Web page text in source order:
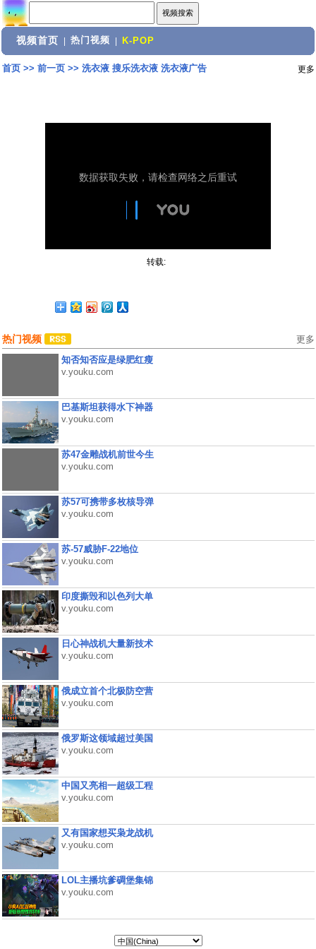
视频首页 热门视频 K-POP
首页>> 前一页>> 洗衣液 搜乐洗衣液 洗衣液广告 更多
转载:
热门视频 更多
知否知否应是绿肥红瘦
v.youku.com
巴基斯坦获得水下神器
v.youku.com
苏47金雕战机前世今生
v.youku.com
苏57可携带多枚核导弹
v.youku.com
苏-57威胁F-22地位
v.youku.com
印度撕毁和以色列大单
v.youku.com
日心神战机大量新技术
v.youku.com
俄成立首个北极防空营
v.youku.com
俄罗斯这领域超过美国
v.youku.com
中国又亮相一超级工程
v.youku.com
又有国家想买枭龙战机
v.youku.com
LOL主播坑爹碉堡集锦
v.youku.com